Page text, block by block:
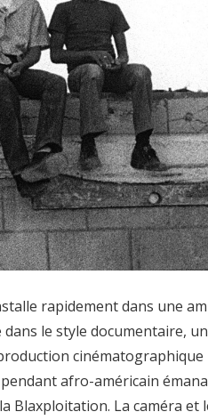
rapidement dans une
dans le style documentaire,
afro-américain
Blaxploitation. La caméra et